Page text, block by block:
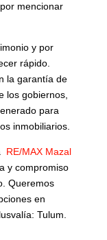
mencionar
y por
rápido.
la garantía de
los gobiernos,
para
inmobiliarios.
RE/MAX Mazal
y compromiso
Queremos
en
Tulum.